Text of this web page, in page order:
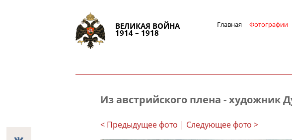
ВЕЛИКАЯ ВОЙНА
1914 – 1918
Главная Фотографии
Из австрийского плена - художник
< Предыдущее фото | Следующее фото >